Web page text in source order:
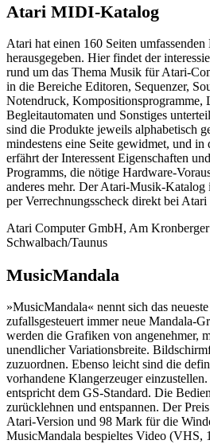
Atari MIDI-Katalog
Atari hat einen 160 Seiten
herausgegeben. Hier findet der
rund um das Thema Musik für Atari-
in die Bereiche Editoren, Sequenzer,
Notendruck, Kompositionsprogramme,
Begleitautomaten und Sonstiges
sind die Produkte jeweils alphabetisch
mindestens eine Seite gewidmet, und
erfährt der Interessent Eigenschaften
Programms, die nötige Hardware-
anderes mehr. Der Atari-Musik-
per Verrechnungsscheck direkt bei
Atari Computer GmbH, Am
Schwalbach/Taunus
MusicMandala
»MusicMandala« nennt sich das
zufallsgesteuert immer neue Mandala-
werden die Grafiken von angenehmer,
unendlicher Variationsbreite.
zuzuordnen. Ebenso leicht sind die
vorhandene Klangerzeuger
entspricht dem GS-Standard. Die
zurücklehnen und entspannen. Der
Atari-Version und 98 Mark für die
MusicMandala bespieltes Video (VHS,